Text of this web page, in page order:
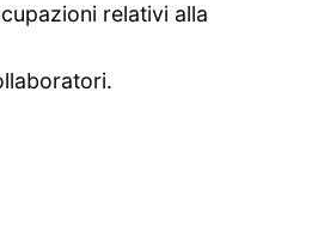
relativi alla